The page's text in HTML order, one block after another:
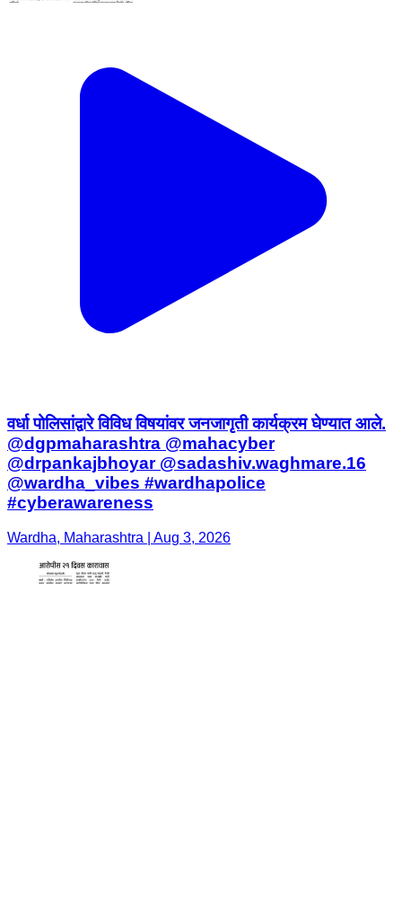
वर्धा पोलिसांद्वारे विविध विषयांवर जनजागृती कार्यक्रम घेण्यात आले.
@dgpmaharashtra @mahacyber
@drpankajbhoyar @sadashiv.waghmare.16
@wardha_vibes #wardhapolice
#cyberawareness
Wardha, Maharashtra | Aug 3, 2026